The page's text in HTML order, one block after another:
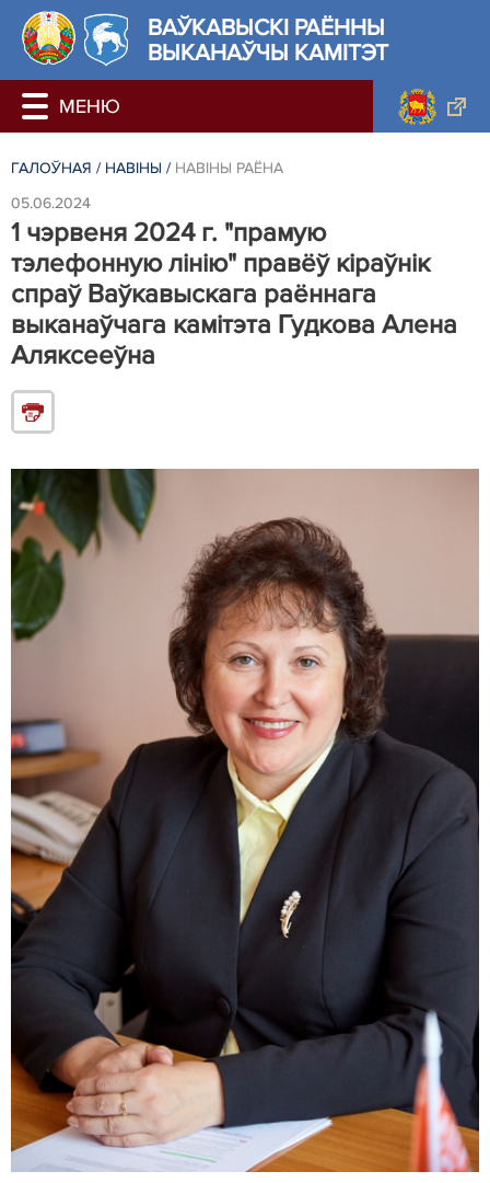
ВАЎКАВЫСКІ РАЁННЫ
ВЫКАНАЎЧЫ КАМІТЭТ
ГАЛОЎНАЯ / НАВIНЫ / НАВIНЫ РАЁНА
05.06.2024
1 чэрвеня 2024 г. "прамую
тэлефонную лінію" правёў кіраўнік
спраў Ваўкавыскага раённага
выканаўчага камітэта Гудкова Алена
Аляксееўна